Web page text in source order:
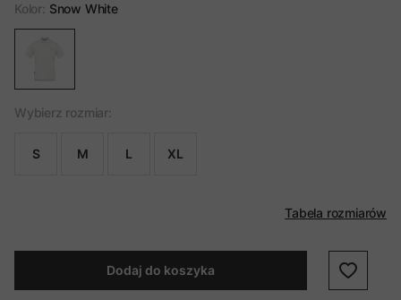
Kolor: Snow White
Wybierz rozmiar:
S M L XL
Tabela rozmiarów
Dodaj do koszyka